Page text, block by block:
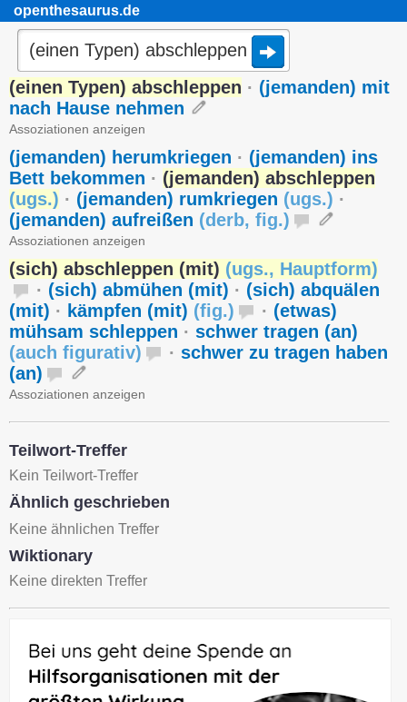
openthesaurus.de
(einen Typen) abschleppen · (jemanden) mit
nach Hause nehmen
Assoziationen anzeigen
(jemanden) herumkriegen · (jemanden) ins
Bett bekommen · (jemanden) abschleppen
(ugs.) · (jemanden) rumkriegen (ugs.) ·
(jemanden) aufreißen (derb, fig.)
Assoziationen anzeigen
(sich) abschleppen (mit) (ugs., Hauptform)
· (sich) abmühen (mit) · (sich) abquälen
(mit) · kämpfen (mit) (fig.) · (etwas)
mühsam schleppen · schwer tragen (an)
(auch figurativ) · schwer zu tragen haben
(an)
Assoziationen anzeigen
Teilwort-Treffer
Kein Teilwort-Treffer
Ähnlich geschrieben
Keine ähnlichen Treffer
Wiktionary
Keine direkten Treffer